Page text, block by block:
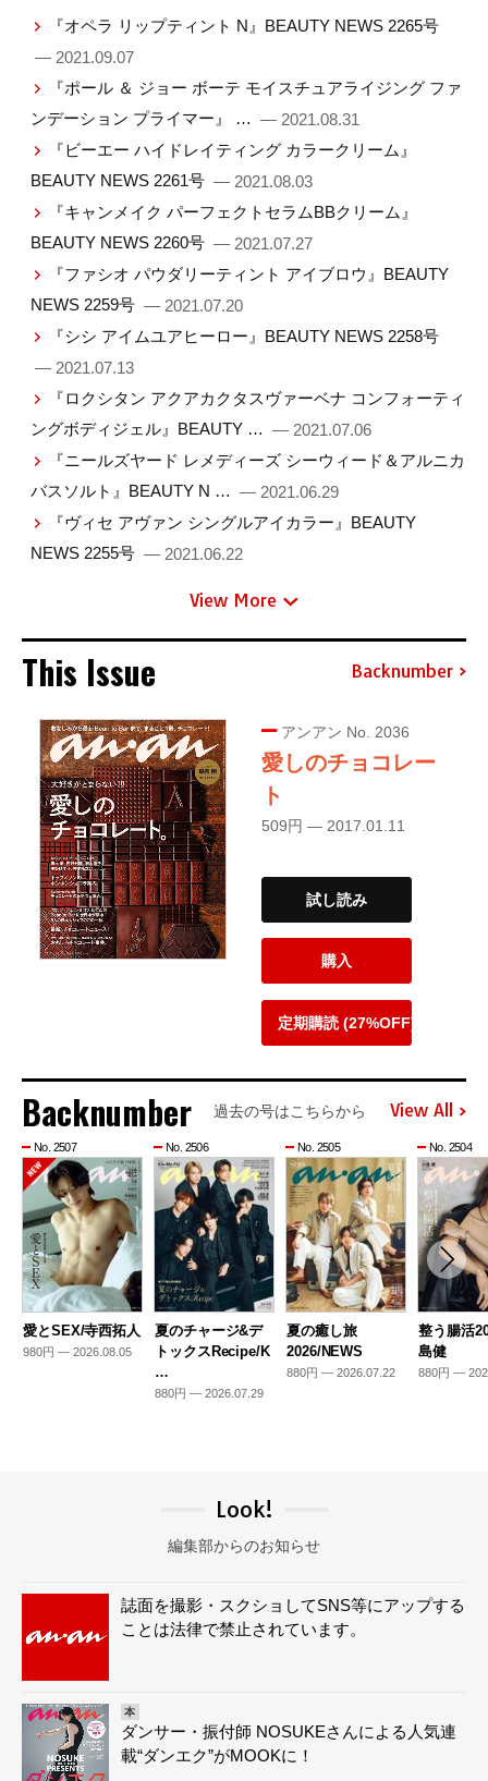
『オペラ リップティント N』BEAUTY NEWS 2265号
— 2021.09.07
『ポール ＆ ジョー ボーテ モイスチュアライジング ファ
ンデーション プライマー』 … — 2021.08.31
『ビーエー ハイドレイティング カラークリーム』
BEAUTY NEWS 2261号 — 2021.08.03
『キャンメイク パーフェクトセラムBBクリーム』
BEAUTY NEWS 2260号 — 2021.07.27
『ファシオ パウダリーティント アイブロウ』BEAUTY
NEWS 2259号 — 2021.07.20
『シシ アイムユアヒーロー』BEAUTY NEWS 2258号
— 2021.07.13
『ロクシタン アクアカクタスヴァーベナ コンフォーティ
ングボディジェル』BEAUTY … — 2021.07.06
『ニールズヤード レメディーズ シーウィード＆アルニカ
バスソルト』BEAUTY N … — 2021.06.29
『ヴィセ アヴァン シングルアイカラー』BEAUTY
NEWS 2255号 — 2021.06.22
View More
This Issue Backnumber
アンアン No. 2036
愛しのチョコレー
ト
509円 — 2017.01.11
試し読み
購入
定期購読 (27%OFF)
Backnumber 過去の号はこちらから View All
No. 2507
愛とSEX/寺西拓人
980円 — 2026.08.05
No. 2506
夏のチャージ&デ
トックスRecipe/K
…
880円 — 2026.07.29
No. 2505
夏の癒し旅
2026/NEWS
880円 — 2026.07.22
No. 2504
整う腸活
島健
880円 —
Look!
編集部からのお知らせ
誌面を撮影・スクショしてSNS等にアップする
ことは法律で禁止されています。
本
ダンサー・振付師 NOSUKEさんによる人気連
載“ダンエク”がMOOKに！